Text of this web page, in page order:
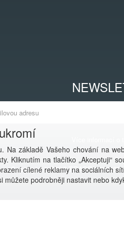
Copyright © ANVI TRADE 2001-
Na základě Vašeho chování na
Kliknutím na tlačítko „Akceptuji“
cílené reklamy na sociálních
podrobněji nastavit nebo